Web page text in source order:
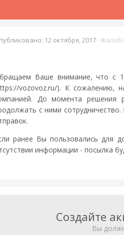
12 октября, 2017 ·
Ваше внимание, что с
vozovoz.ru/). К сожалению,
До момента решения
с ними
ранее Вы пользовались для
информации - посылка
Создайте
Вы